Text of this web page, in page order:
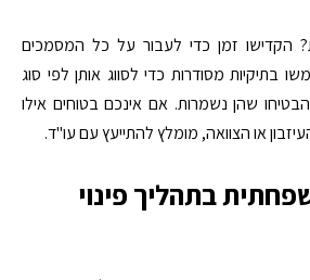
הקדישו זמן כדי לעבור על כל המסמכים
בתיקיות מסודרות כדי לסווג אותן לפי סוג
שהן נשמרות. אם אינכם בטוחים אילו
או הצוואה, מומלץ להתייעץ עם עו"ד.
בתהליך פינוי